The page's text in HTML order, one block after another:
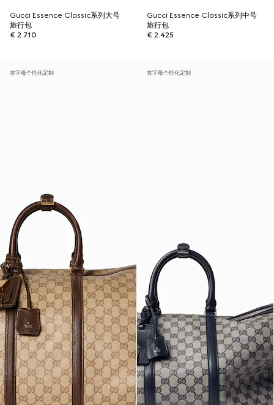
Gucci Essence Classic系列大号
旅行包
€ 2.710
Gucci Essence Classic系列中号
旅行包
€ 2.425
首字母个性化定制 首字母个性化定制